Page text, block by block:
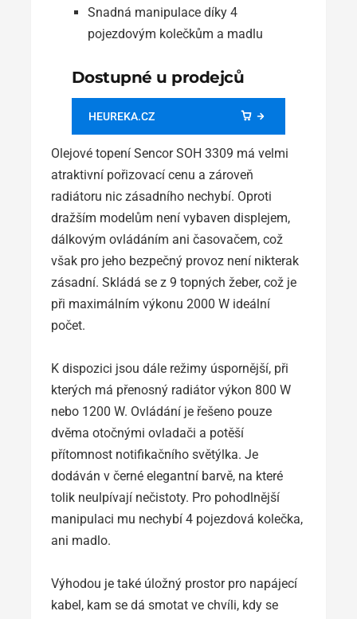
Snadná manipulace díky 4
pojezdovým kolečkům a madlu
Dostupné u prodejců
HEUREKA.CZ
Olejové topení Sencor SOH 3309 má velmi
atraktivní pořizovací cenu a zároveň
radiátoru nic zásadního nechybí. Oproti
dražším modelům není vybaven displejem,
dálkovým ovládáním ani časovačem, což
však pro jeho bezpečný provoz není nikterak
zásadní. Skládá se z 9 topných žeber, což je
při maximálním výkonu 2000 W ideální
počet.
K dispozici jsou dále režimy úspornější, při
kterých má přenosný radiátor výkon 800 W
nebo 1200 W. Ovládání je řešeno pouze
dvěma otočnými ovladači a potěší
přítomnost notifikačního světýlka. Je
dodáván v černé elegantní barvě, na které
tolik neulpívají nečistoty. Pro pohodlnější
manipulaci mu nechybí 4 pojezdová kolečka,
ani madlo.
Výhodou je také úložný prostor pro napájecí
kabel, kam se dá smotat ve chvíli, kdy se